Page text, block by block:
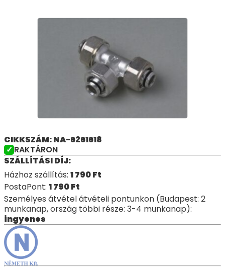
CIKKSZÁM: NA-6261618
RAKTÁRON
SZÁLLÍTÁSI DÍJ:
Házhoz szállítás: 1 790Ft
PostaPont: 1 790Ft
Személyes átvétel átvételi pontunkon (Budapest: 2
munkanap, ország többi része: 3-4 munkanap):
ingyenes